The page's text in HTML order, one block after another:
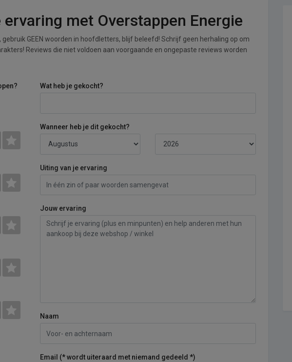
ervaring met Overstappen Energie
GEEN woorden in hoofdletters, blijf beleefd! Schrijf geen herhaling op om
Reviews die niet voldoen aan voorgaande en ongepaste reviews worden
Wat heb je gekocht?
Wanneer heb je dit gekocht?
Uiting van je ervaring
Jouw ervaring
Naam
Email (* wordt uiteraard met niemand gedeeld *)